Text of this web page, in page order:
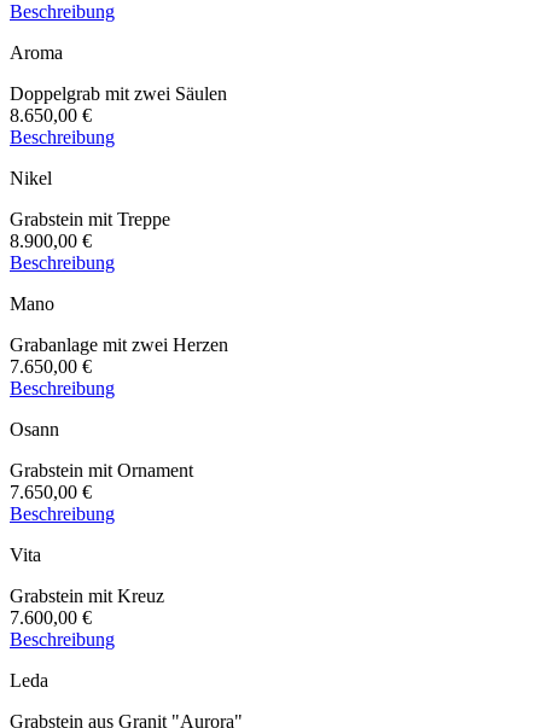
Beschreibung
Aroma
Doppelgrab mit zwei Säulen
8.650,00 €
Beschreibung
Nikel
Grabstein mit Treppe
8.900,00 €
Beschreibung
Mano
Grabanlage mit zwei Herzen
7.650,00 €
Beschreibung
Osann
Grabstein mit Ornament
7.650,00 €
Beschreibung
Vita
Grabstein mit Kreuz
7.600,00 €
Beschreibung
Leda
Grabstein aus Granit "Aurora"